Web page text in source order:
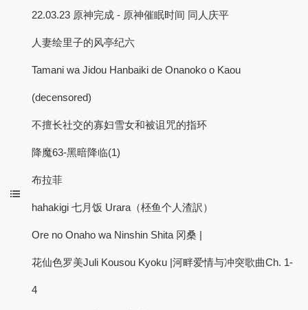
22.03.23 原神完成 - 原神催眠时间 同人庆平
人妻绘里子的风亭纪六
Tamani wa Jidou Hanbaiki de Onanoko o Kaou
(decensored)
不擅长社交的寡妇雪女和被诅咒的指环
降魔63-黑暗降临(1)
布拉菲
hahakigi 七月饭 Urara（柸鱼个人渣訳）
Ore no Onaho wa Ninshin Shita 冈桑 |
花仙色罗美Juli Kousou Kyoku |河畔爱情与冲突歌曲Ch. 1-
4